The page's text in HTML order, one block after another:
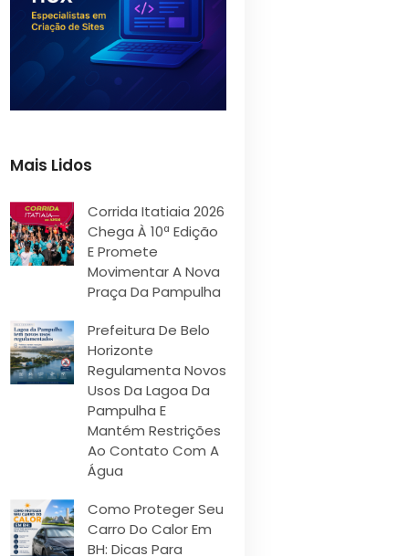
Mais Lidos
Corrida Itatiaia 2026
Chega À 10ª Edição
E Promete
Movimentar A Nova
Praça Da Pampulha
Prefeitura De Belo
Horizonte
Regulamenta Novos
Usos Da Lagoa Da
Pampulha E
Mantém Restrições
Ao Contato Com A
Água
Como Proteger Seu
Carro Do Calor Em
BH: Dicas Para